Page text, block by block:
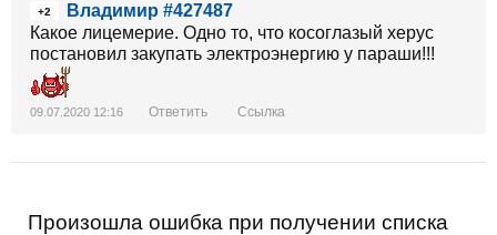
+2
Владимир #427487
Какое лицемерие. Одно то, что косоглазый херус
постановил закупать электроэнергию у параши!!!
09.07.2020 12:16 Ответить Ссылка
Произошла ошибка при получении списка